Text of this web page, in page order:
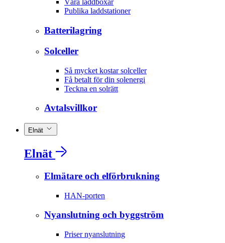
Våra laddboxar
Publika laddstationer
Batterilagring
Solceller
Så mycket kostar solceller
Få betalt för din solenergi
Teckna en solrätt
Avtalsvillkor
Elnät
Elnät
Elmätare och elförbrukning
HAN-porten
Nyanslutning och byggström
Priser nyanslutning